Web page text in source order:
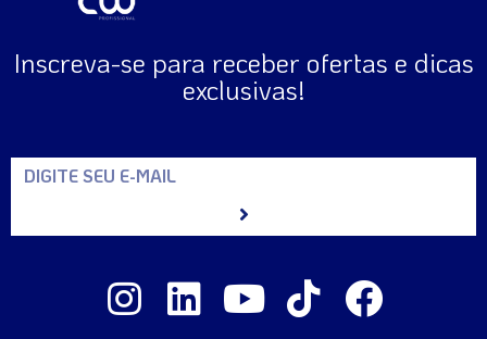
Inscreva-se para receber ofertas e dicas
exclusivas!